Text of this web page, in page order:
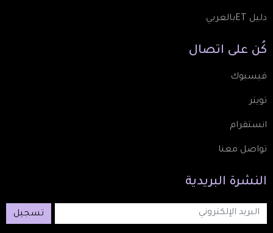
دليل ETبالعربي
كُن على اتصال
فيسبوك
تويتر
انستقرام
تواصل معنا
النشرة البريدية
تسجيل